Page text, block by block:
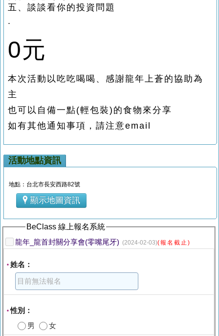
五、談談看你的投資問題
.
0元
本次活動以吃吃喝喝、感謝龍年上蒼的協助為
主
也可以自備一點(輕包裝)的食物來分享
如有其他通知事項，請注意email
活動地點資訊
地點：台北市長安西路82號
顯示地圖資訊
BeClass 線上報名系統
龍年_龍首封關分享會(零嘴尾牙) (2024-02-03)(報名截止)
* 姓名：
*性別：
男
女